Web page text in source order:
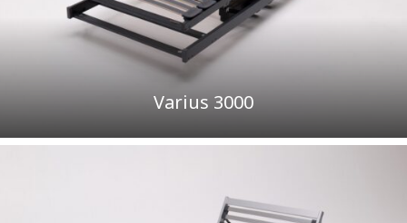
Varius 3000